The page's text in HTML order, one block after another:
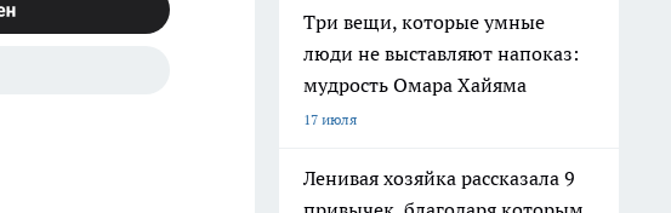
Три вещи, которые умные
люди не выставляют напоказ:
мудрость Омара Хайяма
17 июля
Ленивая хозяйка рассказала 9